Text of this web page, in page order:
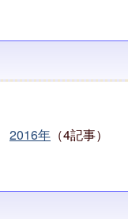
2016年 （4記事）